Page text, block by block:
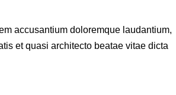
accusantium doloremque laudantium,
et quasi architecto beatae vitae dicta